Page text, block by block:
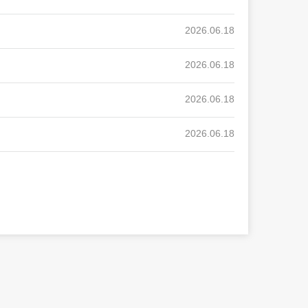
2026.06.18
2026.06.18
2026.06.18
2026.06.18